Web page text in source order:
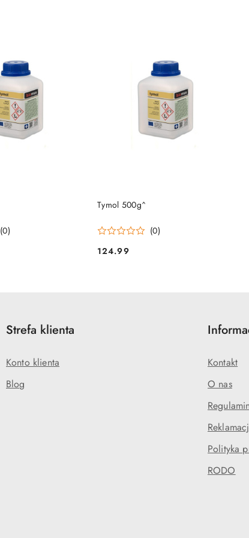
(0)
Tymol 500g^
(0)
Cena:
124.99
Strefa klienta
Konto klienta
Blog
Kontakt
O nas
Polityka
RODO